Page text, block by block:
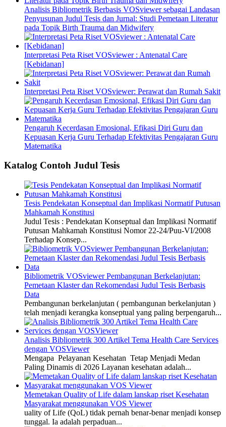
Analisis Bibliometrik Berbasis VOSviewer sebagai Landasan
Penyusunan Judul Tesis dan Jurnal: Studi Pemetaan Literatur
pada Topik Birth Trauma dan Midwifery
Interpretasi Peta Riset VOSviewer : Antenatal Care
[Kebidanan]
Interpretasi Peta Riset VOSviewer: Perawat dan Rumah Sakit
Pengaruh Kecerdasan Emosional, Efikasi Diri Guru dan
Kepuasan Kerja Guru Terhadap Efektivitas Pengajaran Guru
Matematika
Katalog Contoh Judul Tesis
Tesis Pendekatan Konseptual dan Implikasi Normatif Putusan
Mahkamah Konstitusi
Judul Tesis : Pendekatan Konseptual dan Implikasi Normatif
Putusan Mahkamah Konstitusi Nomor 22-24/Puu-VI/2008
Terhadap Konsep...
Bibliometrik VOSviewer Pembangunan Berkelanjutan:
Pemetaan Klaster dan Rekomendasi Judul Tesis Berbasis
Data
Pembangunan berkelanjutan ( pembangunan berkelanjutan )
telah menjadi kerangka konseptual yang paling berpengaruh...
Analisis Bibliometrik 300 Artikel Tema Health Care Services
dengan VOSViewer
Mengapa Pelayanan Kesehatan Tetap Menjadi Medan
Paling Dinamis di 2026 Layanan kesehatan adalah...
Memetakan Quality of Life dalam lanskap riset Kesehatan
Masyarakat menggunakan VOS Viewer
uality of Life (QoL) tidak pernah benar-benar menjadi konsep
tunggal. Ia adalah perpaduan...